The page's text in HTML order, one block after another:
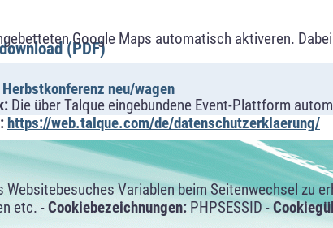
Google Maps automatisch aktiveren.
Die über Talque eingebundene Event-Plattform
https://web.talque.com/de/datenschutzerklaerung/
Websitebesuches Variablen beim Seitenwechsel zu
etc. -Cookiebezeichnungen:PHPSESSID -
(PDF)
neu/wagen